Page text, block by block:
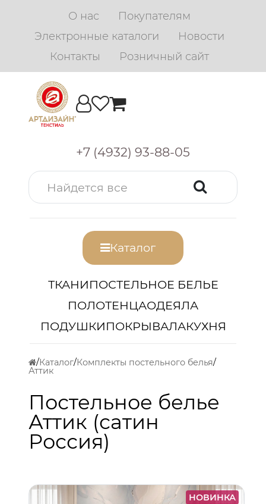
О нас
Покупателям
Электронные каталоги
Новости
Контакты
Розничный сайт
+7 (4932) 93-88-05
Каталог
ТКАНИПОСТЕЛЬНОЕ БЕЛЬЕ
ПОЛОТЕНЦАОДЕЯЛА
ПОДУШКИПОКРЫВАЛАКУХНЯ
Каталог Комплекты постельного белья
Аттик
Постельное белье
Аттик (сатин
Россия)
НОВИНКА